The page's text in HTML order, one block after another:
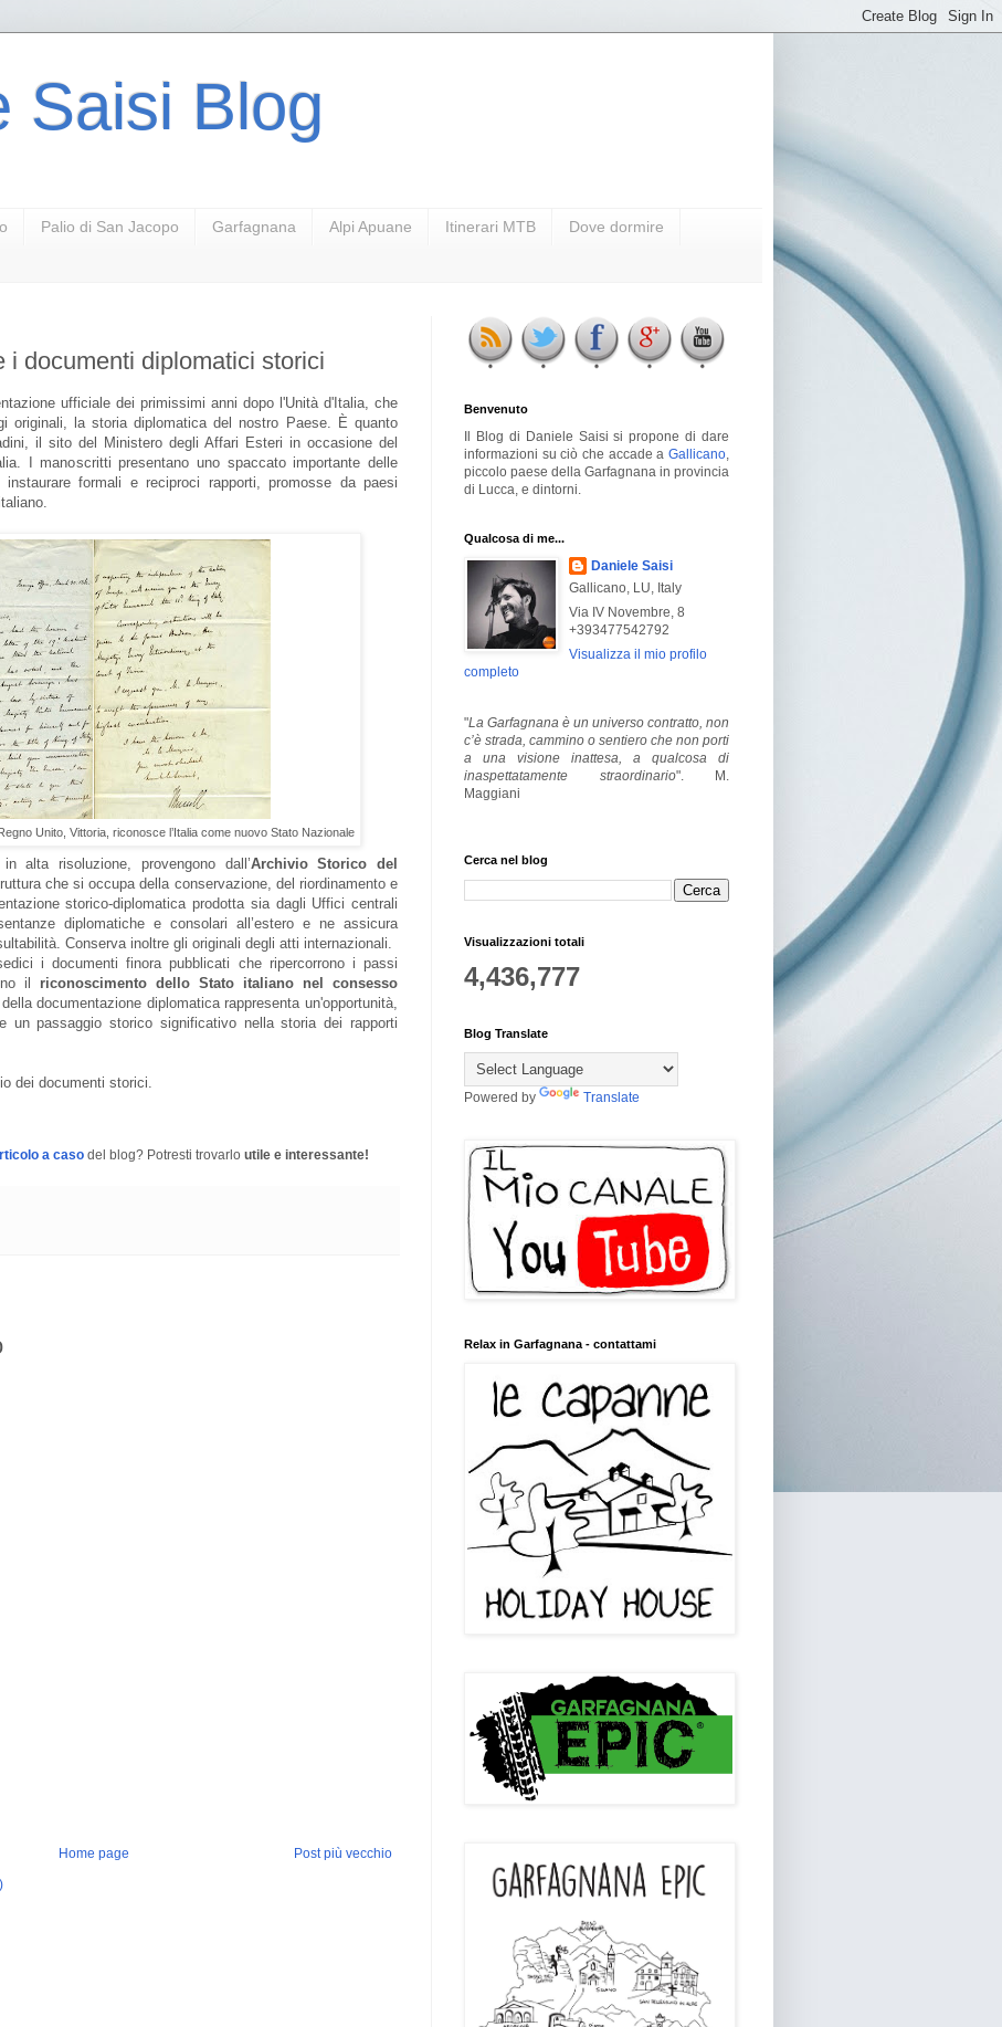
Saisi Blog
Palio di San Jacopo Garfagnana Alpi Apuane Itinerari MTB Dove dormire
i documenti diplomatici storici
ufficiale dei primissimi anni dopo l'Unità d'Italia, che
originali, la storia diplomatica del nostro Paese. È quanto
il sito del Ministero degli Affari Esteri in occasione del
I manoscritti presentano uno spaccato importante delle
formali e reciproci rapporti, promosse da paesi
Unito, Vittoria, riconosce l’Italia come nuovo Stato Nazionale
alta risoluzione, provengono dall’Archivio Storico del
che si occupa della conservazione, del riordinamento e
storico-diplomatica prodotta sia dagli Uffici centrali
diplomatiche e consolari all’estero e ne assicura
Conserva inoltre gli originali degli atti internazionali.
i documenti finora pubblicati che ripercorrono i passi
il riconoscimento dello Stato italiano nel consesso
documentazione diplomatica rappresenta un'opportunità,
un passaggio storico significativo nella storia dei rapporti
dei documenti storici.
a caso del blog? Potresti trovarlo utile e interessante!
Post più vecchio
Home page
Benvenuto
Il Blog di Daniele Saisi si propone di dare
informazioni su ciò che accade a Gallicano
piccolo paese della Garfagnana in provincia
di Lucca, e dintorni.
Qualcosa di me...
Daniele Saisi
Gallicano, LU, Italy
Via IV Novembre, 8
+393477542792
Visualizza il mio profilo
completo
"La Garfagnana è un universo contratto, non
c’è strada, cammino o sentiero che non porti
a una visione inattesa, a qualcosa di
inaspettatamente straordinario". M.
Maggiani
Cerca nel blog
Visualizzazioni totali
4,436,777
Blog Translate
Powered by Translate
Relax in Garfagnana - contattami